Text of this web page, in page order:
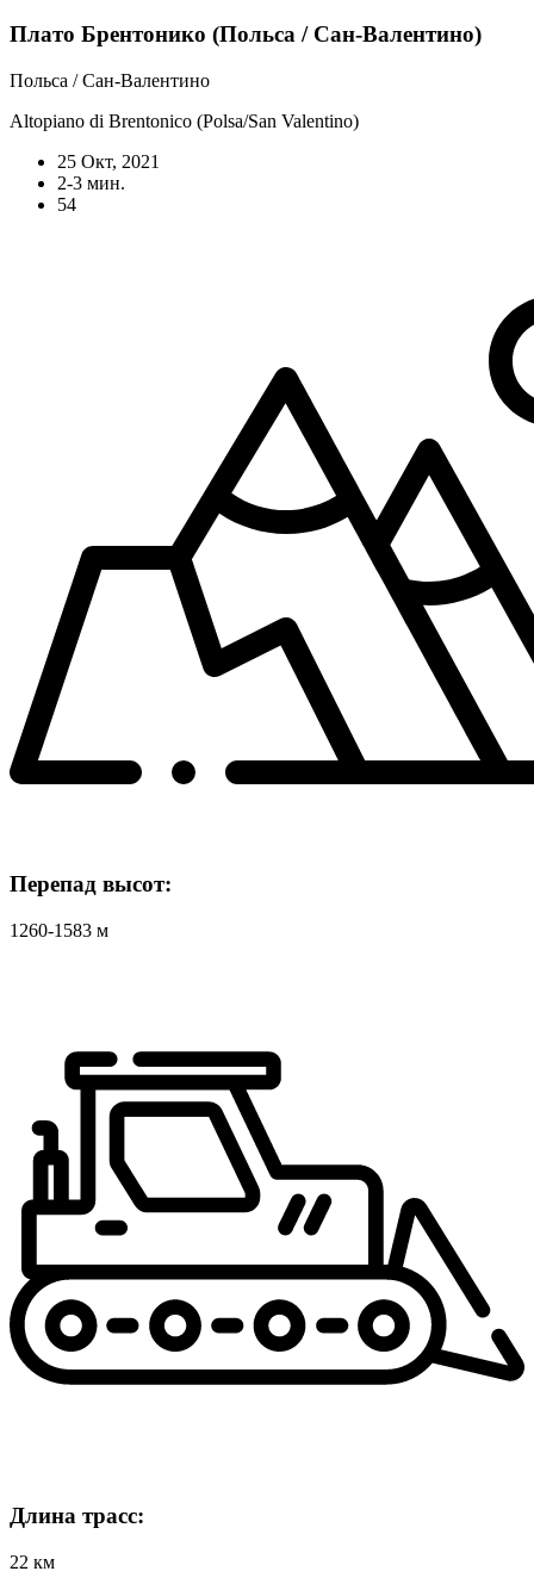
Плато Брентонико (Польса / Сан-Валентино)
Польса / Сан-Валентино
Altopiano di Brentonico (Polsa/San Valentino)
25 Окт, 2021
2-3 мин.
54
Перепад высот:
1260-1583 м
Длина трасс:
22 км